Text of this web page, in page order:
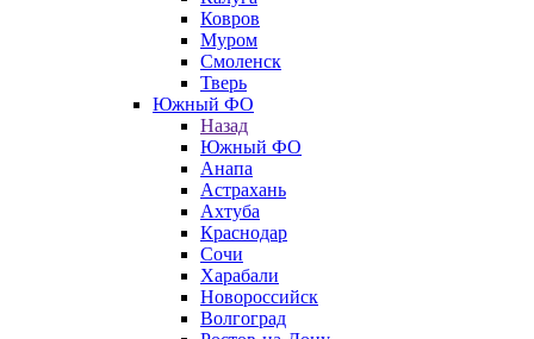
Ковров
Муром
Смоленск
Тверь
Южный ФО
Назад
Южный ФО
Анапа
Астрахань
Ахтуба
Краснодар
Сочи
Харабали
Новороссийск
Волгоград